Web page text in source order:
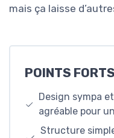
mais ça laisse
POINTS FORTS
Design sympa
agréable pour
Structure